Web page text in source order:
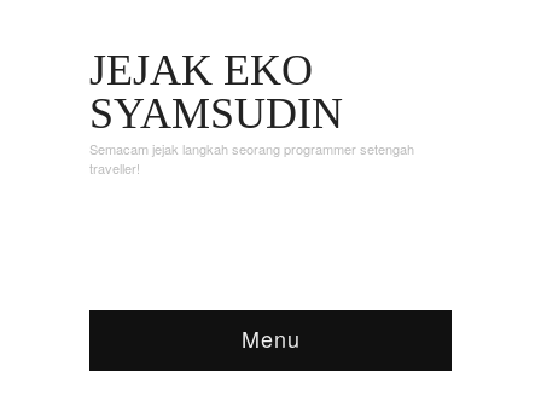
JEJAK EKO
SYAMSUDIN
Semacam jejak langkah seorang programmer setengah
traveller!
Menu